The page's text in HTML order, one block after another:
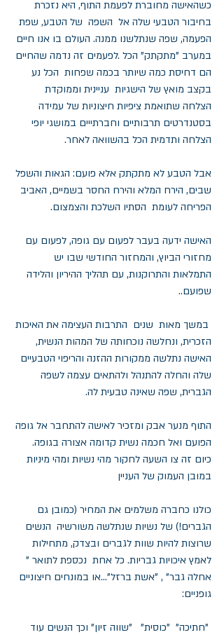
כשהאישה מחוברת לפעמת התוף, היא נזכרת
בחיבור הטבעי שלה אל  השפה  של הטבע, שפת
הפעמה, שפה שנתלשנו ממנה. העולם בו אנו חיים
במערב "מתקתק" הכל .לפעמים זה נדמה שהחיים
הם דחיסת כמה שיותר בכמה שפחות  הכל נע
בקצב מואץ של הישגיות  עניינית וממוקדת
הצלחה שתואמת ציפיות חיצוניות של עמידה
בסטנדרטים תרבותיים וחברתייים במושגי יופי
הצלחה ותדמית הכל בהשוואה לאחר.
אבל הטבע לא מתקתק אלא פועם: הגאות והשפל
שבים, הירח המלא והירח החסר בשמיים, האביב
הפריחה לעומת  הסתיו השלכת והצמצום.
האישה ידעה בעבר לפעום עם גופה, לפעום עם
מחזורי הביוץ, והמחזור החודשי שבו יש
התמלאות והתרוקנות, עם תהליך ההיריון והלידה
שפועם..
במשך מאות  שנים  התרבות העצימה את האיכות
הזכרית, ונחלשה נוכחותה של המהות הנשית,
האישה נתלשה ממקורות ההזנה והריפוי הטבעיים
שלה והחלה להתנהל ולהתאים עצמה לשפה
הגברית, שפה שאינה טבעית לה.
התוף מנער אבק ומזכיר לאישה להתחבר אל גופה
הפועם ואל חכמה נשית קדומה אצורה בגופה.
כיום זה צו השעה לחקור מהי נשיות ומהי מיניות
במובן העמוק של העניין
כולנו כחברה משלמים את המחיר (כמובן גם
הגברים!) של נשיות שנתלשה משורשיה  הנשים
שרוצות להיות שוות לגברים ובצדק, מתחילות
לאמץ איכויות גבריות. כל אחת  נכספת לתואר "
אחלה גבר" , "אשת ברזל"...או במונחים חיצוניים
גופניים:
"חתיכה"  "כוסית"   "שווה זיון" וכך הנשים עוד